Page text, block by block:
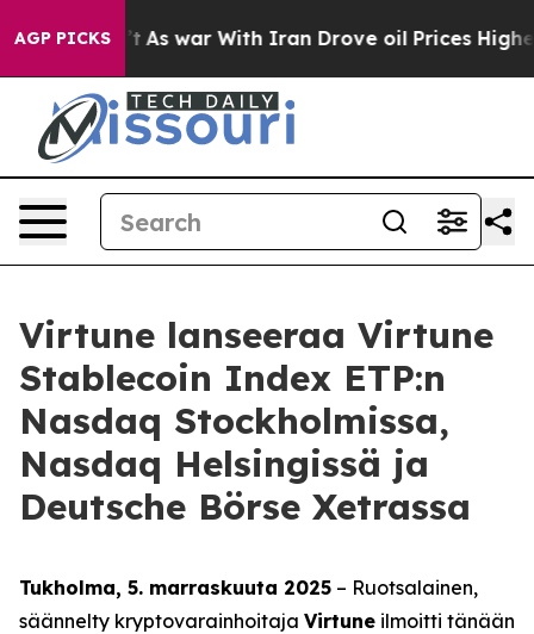
AGP PICKS
As war With Iran Drove oil Prices Higher,
Virtune lanseeraa Virtune
Stablecoin Index ETP:n
Nasdaq Stockholmissa,
Nasdaq Helsingissä ja
Deutsche Börse Xetrassa
Tukholma, 5. marraskuuta 2025 – Ruotsalainen,
säännelty kryptovarainhoitaja Virtune ilmoitti tänään